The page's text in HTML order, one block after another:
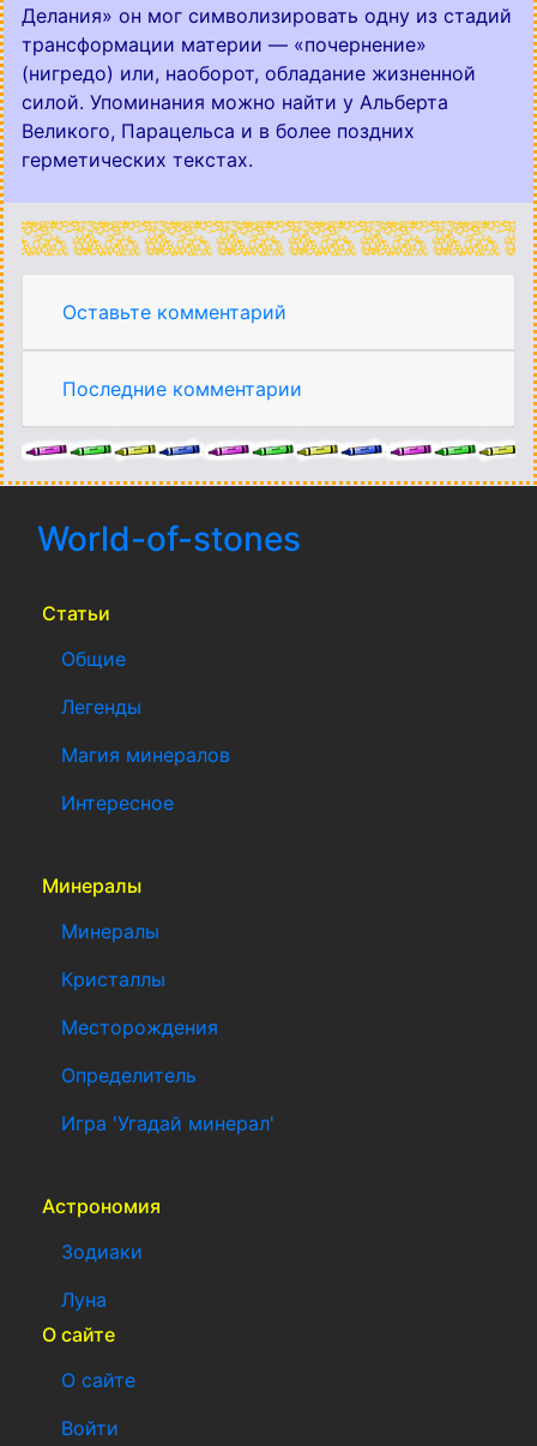
Делания» он мог символизировать одну из стадий
трансформации материи — «почернение»
(нигредо) или, наоборот, обладание жизненной
силой. Упоминания можно найти у Альберта
Великого, Парацельса и в более поздних
герметических текстах.
Оставьте комментарий
Последние комментарии
World-of-stones
Статьи
Общие
Легенды
Магия минералов
Интересное
Минералы
Минералы
Кристаллы
Месторождения
Определитель
Игра 'Угадай минерал'
Астрономия
Зодиаки
Луна
О сайте
О сайте
Войти